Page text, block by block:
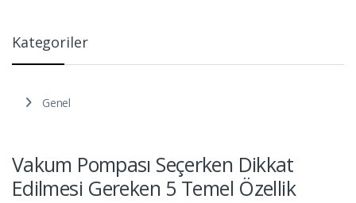
Vakum Pompası Seçerken Dikkat
Edilmesi Gereken 5 Temel Özellik
Kategoriler
Genel